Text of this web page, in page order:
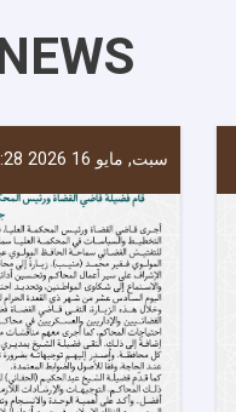
سبت, مايو 16 2026 11:28 صباحا